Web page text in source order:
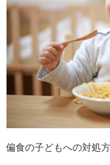
偏食の子どもへの対処